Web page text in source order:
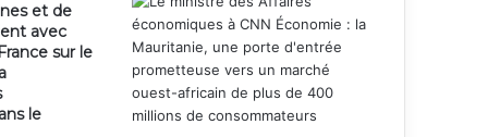
et de
avec
sur le
le